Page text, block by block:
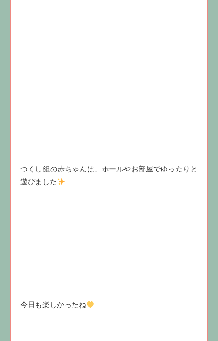
つくし組の赤ちゃんは、ホールやお部屋でゆったりと
遊びました
今日も楽しかったね